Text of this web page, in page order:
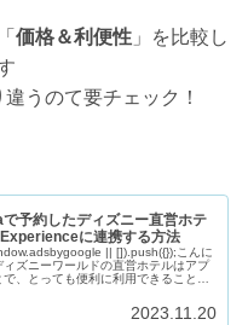
価格＆利便性 」を比較し
うのて要チェック！
で予約したディズニー直営ホテ
に連携する方法
|| []).push({});こんに
ズニーワールドの直営ホテルはアプ
、とっても便利に利用できることを
2023.11.20